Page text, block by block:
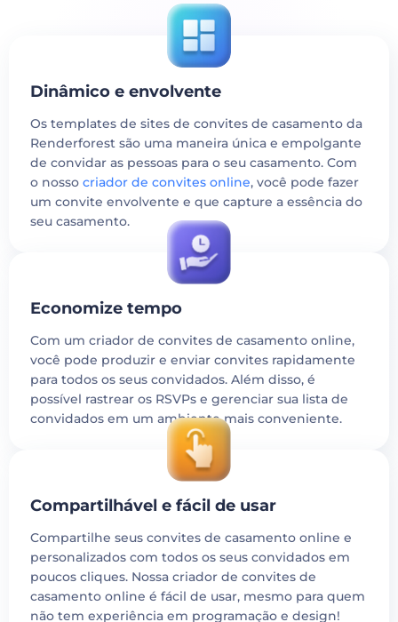
Dinâmico e envolvente
Os templates de sites de convites de casamento da
Renderforest são uma maneira única e empolgante
de convidar as pessoas para o seu casamento. Com
o nosso criador de convites online, você pode fazer
um convite envolvente e que capture a essência do
seu casamento.
Economize tempo
Com um criador de convites de casamento online,
você pode produzir e enviar convites rapidamente
para todos os seus convidados. Além disso, é
possível rastrear os RSVPs e gerenciar sua lista de
convidados em um ambiente mais conveniente.
Compartilhável e fácil de usar
Compartilhe seus convites de casamento online e
personalizados com todos os seus convidados em
poucos cliques. Nossa criador de convites de
casamento online é fácil de usar, mesmo para quem
não tem experiência em programação e design!